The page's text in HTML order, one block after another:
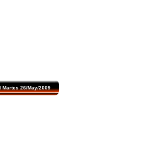
Martes 26/May/2009